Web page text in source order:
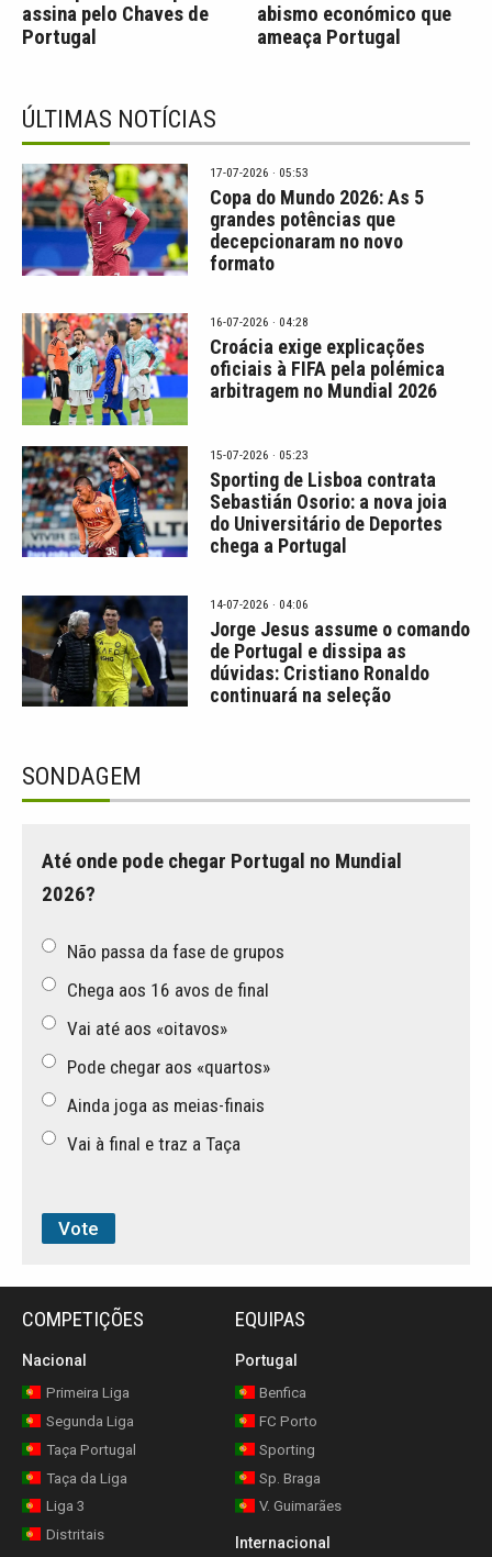
assina pelo Chaves de
Portugal
abismo económico que
ameaça Portugal
ÚLTIMAS NOTÍCIAS
17-07-2026 · 05:53
Copa do Mundo 2026: As 5
grandes potências que
decepcionaram no novo
formato
16-07-2026 · 04:28
Croácia exige explicações
oficiais à FIFA pela polémica
arbitragem no Mundial 2026
15-07-2026 · 05:23
Sporting de Lisboa contrata
Sebastián Osorio: a nova joia
do Universitário de Deportes
chega a Portugal
14-07-2026 · 04:06
Jorge Jesus assume o comando
de Portugal e dissipa as
dúvidas: Cristiano Ronaldo
continuará na seleção
SONDAGEM
Até onde pode chegar Portugal no Mundial
2026?
Não passa da fase de grupos
Chega aos 16 avos de final
Vai até aos «oitavos»
Pode chegar aos «quartos»
Ainda joga as meias-finais
Vai à final e traz a Taça
COMPETIÇÕES
Nacional
Primeira Liga
Segunda Liga
Taça Portugal
Taça da Liga
Liga 3
Distritais
EQUIPAS
Portugal
Benfica
FC Porto
Sporting
Sp. Braga
V. Guimarães
Internacional